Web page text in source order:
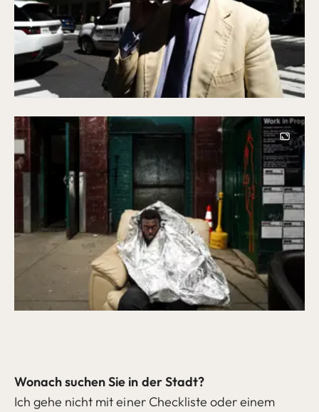
Image
Wonach suchen Sie in der Stadt?
Ich gehe nicht mit einer Checkliste oder einem